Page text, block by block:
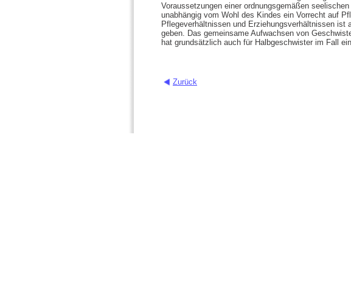
Voraussetzungen einer ordnungsgemäßen
unabhängig vom Wohl des Kindes ein Vorrecht auf
Pflegeverhältnissen und Erziehungsverhältnissen ist
geben. Das gemeinsame Aufwachsen von
hat grundsätzlich auch für Halbgeschwister im Fall
Zurück